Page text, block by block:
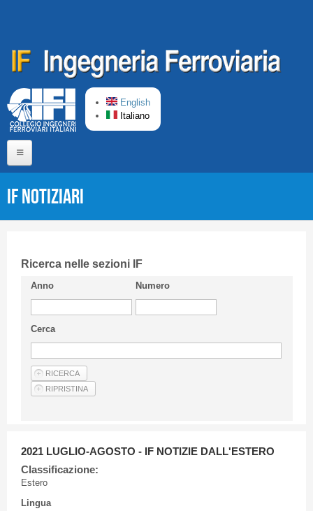
English
Italiano
CIFI in breve
Linee Guida
Privacy Policy
Articoli
IF Notiziari
Ricerca nelle sezioni IF
Anno Numero
Cerca
2021 LUGLIO-AGOSTO - IF NOTIZIE DALL'ESTERO
Classificazione:
Estero
Lingua